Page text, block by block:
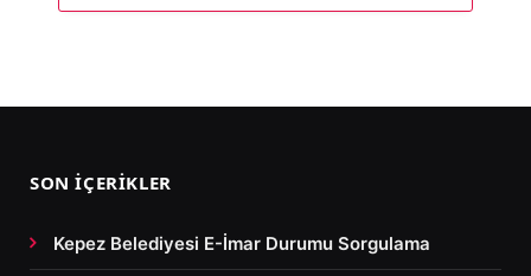
SON İÇERIKLER
Kepez Belediyesi E-İmar Durumu Sorgulama